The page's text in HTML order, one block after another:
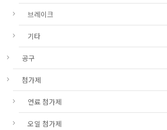
브레이크
기타
공구
첨가제
연료 첨가제
오일 첨가제